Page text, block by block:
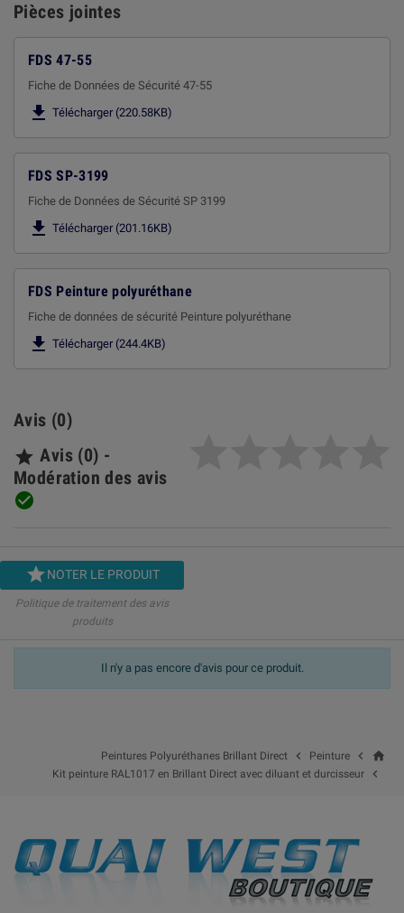
Pièces jointes
FDS 47-55
Fiche de Données de Sécurité 47-55
 Télécharger (220.58KB)
FDS SP-3199
Fiche de Données de Sécurité SP 3199
 Télécharger (201.16KB)
FDS Peinture polyuréthane
Fiche de données de sécurité Peinture polyuréthane
 Télécharger (244.4KB)
Avis (0)
 Avis (0) -
Modération des avis

NOTER LE PRODUIT
Politique de traitement des avis
produits
Il n'y a pas encore d'avis pour ce produit.
home

Peinture

Peintures Polyuréthanes Brillant Direct

Kit peinture RAL1017 en Brillant Direct avec diluant et durcisseur